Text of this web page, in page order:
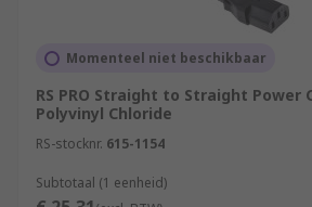
Momenteel niet beschikbaar
RS PRO Straight to Straight Power
Polyvinyl Chloride
RS-stocknr. 615-1154
Subtotaal (1 eenheid)